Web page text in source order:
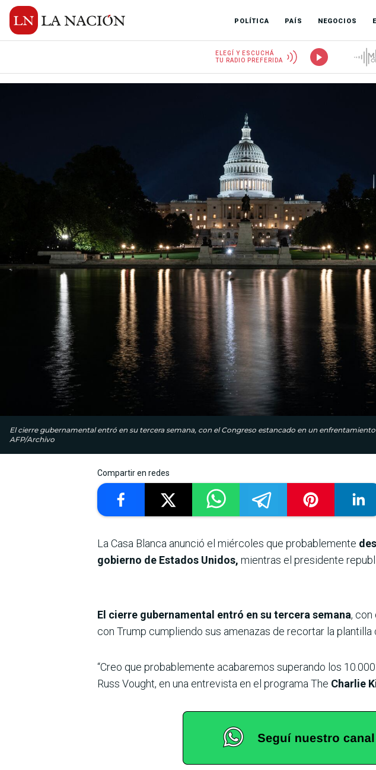
POLÍTICA PAÍS NEGOCIOS
ELEGÍ Y ESCUCHÁ
TU RADIO PREFERIDA
El cierre gubernamental entró en su tercera semana, con el Congreso estancado en un
AFP/Archivo
Compartir en redes
La Casa Blanca anunció el miércoles que probablemente
gobierno de Estados Unidos, mientras el presidente
El cierre gubernamental entró en su tercera semana, con
con Trump cumpliendo sus amenazas de recortar la plantilla
“Creo que probablemente acabaremos superando los
Russ Vought, en una entrevista en el programa The Charlie